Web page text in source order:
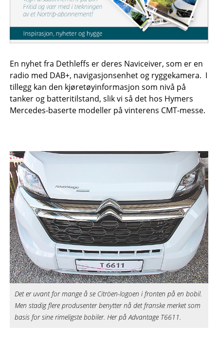
En nyhet fra Dethleffs er deres Naviceiver, som er en
radio med DAB+, navigasjonsenhet og ryggekamera. I
tillegg kan den kjøretøyinformasjon som nivå på
tanker og batteritilstand, slik vi så det hos Hymers
Mercedes-baserte modeller på vinterens CMT-messe.
Det er uvant for mange å se Citröen-logoen i fronten på en bobil.
Men stadig flere produsenter benytter nå det franske merket som
basis for sine rimeligste bobiler. Her på Advantage T6611.